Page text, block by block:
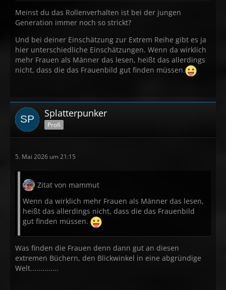
Meinst du das Rollenverhalten ist bei der jungen
Generation immer noch so strickt?
Und bei deiner Einschätzung zur Extrem Reihe gibt es ja
hier unterschiedliche Einschätzungen. Wenn da wirklich
mehr Frauen als Männer das lesen, heißt das allerdings
nicht, dass die das Frauenbild gut finden müssen.
Splatterpunker
Profi
5. Mai 2026 um 21:15
Zitat von mammut
Wenn da wirklich mehr Frauen als Männer das lesen,
heißt das allerdings nicht, dass die das Frauenbild
gut finden müssen.
Was finden die Frauen denn dann gut an diesen
extremen Büchern, den Blickwinkel in eine abgründige
Welt..............